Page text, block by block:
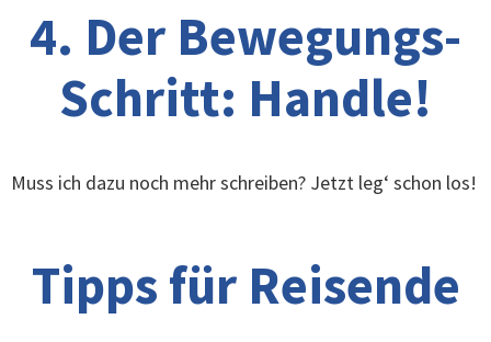
4. Der Bewegungs-
Schritt: Handle!
Muss ich dazu noch mehr schreiben? Jetzt leg‘ schon los!
Tipps für Reisende